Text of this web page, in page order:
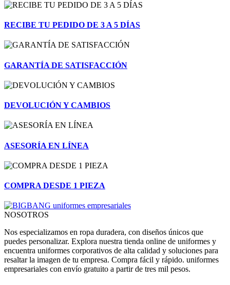
RECIBE TU PEDIDO DE 3 A 5 DÍAS
GARANTÍA DE SATISFACCIÓN
DEVOLUCIÓN Y CAMBIOS
ASESORÍA EN LÍNEA
COMPRA DESDE 1 PIEZA
NOSOTROS
Nos especializamos en ropa duradera, con diseños únicos que
puedes personalizar. Explora nuestra tienda online de uniformes y
encuentra uniformes corporativos de alta calidad y soluciones para
resaltar la imagen de tu empresa. Compra fácil y rápido. uniformes
empresariales con envío gratuito a partir de tres mil pesos.